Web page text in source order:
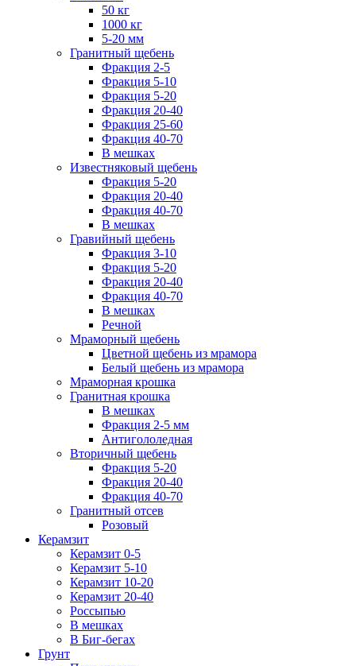
50 кг
1000 кг
5-20 мм
Гранитный щебень
Фракция 2-5
Фракция 5-10
Фракция 5-20
Фракция 20-40
Фракция 25-60
Фракция 40-70
В мешках
Известняковый щебень
Фракция 5-20
Фракция 20-40
Фракция 40-70
В мешках
Гравийный щебень
Фракция 3-10
Фракция 5-20
Фракция 20-40
Фракция 40-70
В мешках
Речной
Мраморный щебень
Цветной щебень из мрамора
Белый щебень из мрамора
Мраморная крошка
Гранитная крошка
В мешках
Фракция 2-5 мм
Антигололедная
Вторичный щебень
Фракция 5-20
Фракция 20-40
Фракция 40-70
Гранитный отсев
Розовый
Керамзит
Керамзит 0-5
Керамзит 5-10
Керамзит 10-20
Керамзит 20-40
Россыпью
В мешках
В Биг-бегах
Грунт